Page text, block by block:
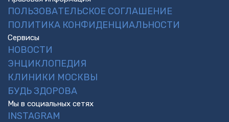
ПОЛЬЗОВАТЕЛЬСКОЕ СОГЛАШЕНИЕ
ПОЛИТИКА КОНФИДЕНЦИАЛЬНОСТИ
Сервисы
НОВОСТИ
ЭНЦИКЛОПЕДИЯ
КЛИНИКИ МОСКВЫ
БУДЬ ЗДОРОВА
Мы в социальных сетях
INSTAGRAM